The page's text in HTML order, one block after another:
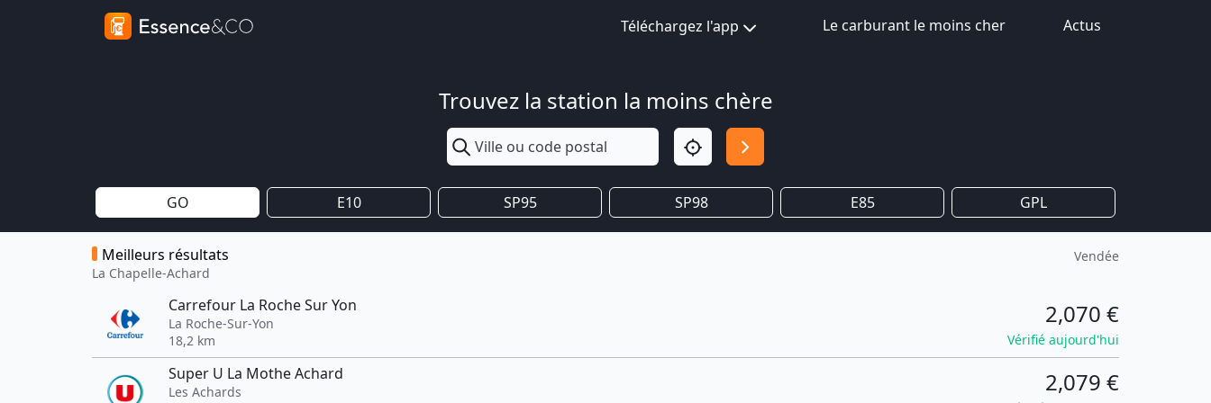
Téléchargez l'app Le carburant le moins cher Actus
Trouvez la station la moins chère
GO E10 SP95 SP98 E85 GPL
Meilleurs résultats
La Chapelle-Achard
Vendée
Carrefour La Roche Sur Yon
La Roche-Sur-Yon
18,2 km
2,070 €
Vérifié aujourd'hui
Super U La Mothe Achard
Les Achards
2,079 €